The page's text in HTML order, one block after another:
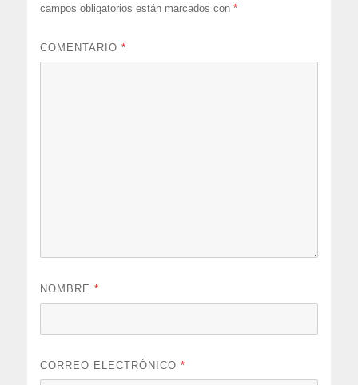
campos obligatorios están marcados con*
COMENTARIO*
NOMBRE*
CORREO ELECTRÓNICO*